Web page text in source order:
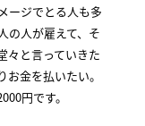
ージでとる人も多
の人が雇えて、そ
々と言っていきた
金を払いたい。
円です。